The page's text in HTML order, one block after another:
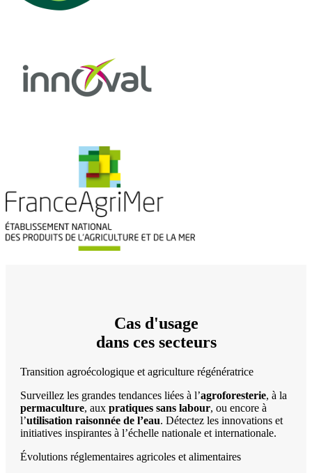
Cas d'usage
dans ces secteurs
Transition agroécologique et agriculture régénératrice
Surveillez les grandes tendances liées à l’agroforesterie, à la
permaculture, aux pratiques sans labour, ou encore à
l’utilisation raisonnée de l’eau. Détectez les innovations et
initiatives inspirantes à l’échelle nationale et internationale.
Évolutions réglementaires agricoles et alimentaires